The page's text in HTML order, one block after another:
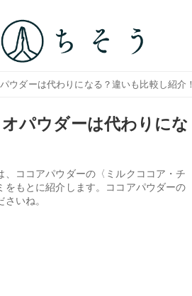
ウダーは代わりになる？違いも比較し紹介！
パウダーは代わりにな
ココアパウダーの〈ミルクココア・チ
もとに紹介します。ココアパウダーの
いね。